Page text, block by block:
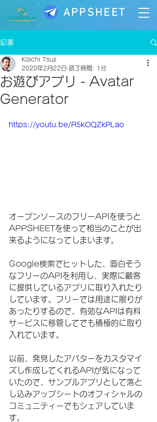
APPSHEET
記事
お遊びアプリ - Avatar
Generator
Koichi Tsuji
2020年2月22日 読了時間: 1分
https://youtu.be/R5kOQZkPLao
オープンソースのフリーAPIを使うと
APPSHEETを使って相当のことが出
来るようになってしまいます。
Google検索でヒットした、面白そう
なフリーのAPIを利用し、実際に顧客
に提供しているアプリに取り入れたり
しています。フリーでは用途に限りが
あったりするので、有効なAPIは有料
サービスに移管してでも積極的に取り
入れています。
以前、発見したアバターをカスタマイ
ズし作成してくれるAPIが気になって
いたので、サンプルアプリとして落と
し込みアップシートのオフィシャルの
コミュニティーでもシェアしていま
す。